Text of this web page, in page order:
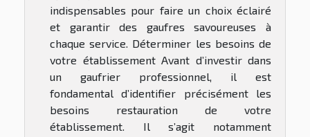
indispensables pour faire un choix éclairé
et garantir des gaufres savoureuses à
chaque service. Déterminer les besoins de
votre établissement Avant d’investir dans
un gaufrier professionnel, il est
fondamental d’identifier précisément les
besoins restauration de votre
établissement. Il s’agit notamment